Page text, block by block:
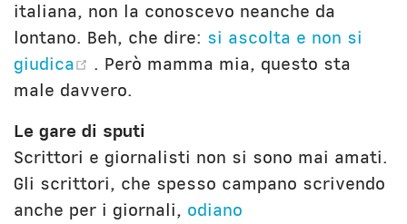
italiana, non la conoscevo neanche da
lontano. Beh, che dire: si ascolta e non si
giudica
(opens new window)
. Però mamma mia, questo sta
male davvero.
Le gare di sputi
Scrittori e giornalisti non si sono mai amati.
Gli scrittori, che spesso campano scrivendo
anche per i giornali, odiano